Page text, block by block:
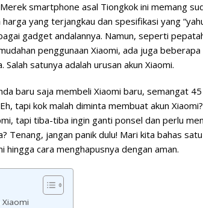
smartphone asal Tiongkok ini memang
yang terjangkau dan spesifikasi yang
gadget andalannya. Namun, seperti
penggunaan Xiaomi, ada juga
Salah satunya adalah urusan akun Xiaomi.
baru saja membeli Xiaomi baru, semangat
tapi kok malah diminta membuat akun
tapi tiba-tiba ingin ganti ponsel dan perlu
Tenang, jangan panik dulu! Mari kita bahas
hingga cara menghapusnya dengan aman.
Xiaomi